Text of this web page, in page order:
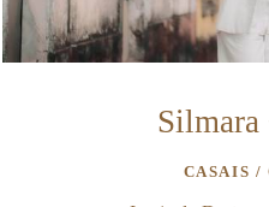
Silmara
CASAIS /